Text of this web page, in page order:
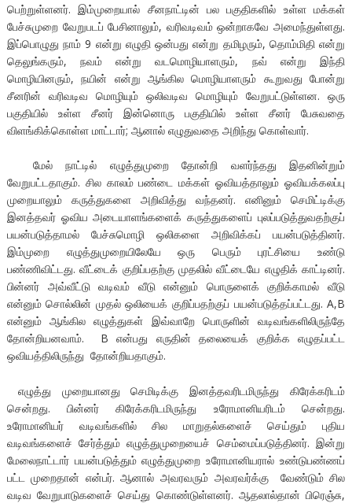
பெற்றுள்ளனர். இம்முறையால் சீனநாட்டின் பல பகுதிகளில் உள்ள மக்கள்
பேச்சுமுறை வேறுபடப் பேசினாலும், வரிவடிவம் ஒன்றாகவே அமைந்துள்ளது.
இப்பொழுது நாம் 9 என்று எழுதி ஒன்பது என்று தமிழரும், தொம்மிதி என்று
தெலுங்கரும், நவம் என்று வடமொழியாளரும், நவ் என்று இந்தி
மொழியினரும், நயின் என்று ஆங்கில மொழியாளரும் கூறுவது போன்று
சீனரின் வரிவடிவ மொழியும் ஒலிவடிவ மொழியும் வேறுபட்டுள்ளன. ஒரு
பகுதியில் உள்ள சீனர் இன்னொரு பகுதியில் உள்ள சீனர் பேசுவதை
விளங்கிக்கொள்ள மாட்டார்; ஆனால் எழுதுவதை அறிந்து கொள்வார்.
மேல் நாட்டில் எழுத்துமுறை தோன்றி வளர்ந்தது இதனின்றும்
வேறுபட்டதாகும். சில காலம் பண்டை மக்கள் ஓவியத்தாலும் ஓவியக்கலப்பு
முறையாலும் கருத்துகளை அறிவித்து வந்தனர். எனினும் செமிட்டிக்கு
இனத்தவர் ஓவிய அடையாளங்களைக் கருத்துகளைப் புலப்படுத்துவதற்குப்
பயன்படுத்தாமல் பேச்சுமொழி ஒலிகளை அறிவிக்கப் பயன்படுத்தினர்.
இம்முறை எழுத்துமுறையிலேயே ஒரு பெரும் புரட்சியை உண்டு
பண்ணிவிட்டது. வீட்டைக் குறிப்பதற்கு முதலில் வீட்டையே எழுதிக் காட்டினர்.
பின்னர் அவ்வீட்டு வடிவம் வீடு என்னும் பொருளைக் குறிக்காமல் வீடு
என்னும் சொல்லின் முதல் ஒலியைக் குறிப்பதற்குப் பயன்படுத்தப்பட்டது. A,B
என்னும் ஆங்கில எழுத்துகள் இவ்வாறே பொருளின் வடிவங்களிலிருந்தே
தோன்றியனவாம். B என்பது எருதின் தலையைக் குறிக்க எழுதப்பட்ட
ஒவியத்திலிருந்து தோன்றியதாகும்.
எழுத்து முறையானது செமிடிக்கு இனத்தவரிடமிருந்து கிரேக்கரிடம்
சென்றது. பின்னர் கிரேக்கரிடமிருந்து உரோமானியரிடம் சென்றது.
உரோமானியர் வடிவங்களில் சில மாறுதல்களைச் செய்தும் புதிய
வடிவங்களைச் சேர்த்தும் எழுத்துமுறையைச் செம்மைப்படுத்தினர். இன்று
மேலைநாட்டார் பயன்படுத்தும் எழுத்துமுறை உரோமானியரால் உண்டுபண்ணப்
பட்ட முறைதான் என்பர். ஆனால் அவரவரும் அவரவர்க்கு வேண்டும் சில
வடிவ வேறுபாடுகளைச் செய்து கொண்டுள்ளனர். ஆதலால்தான் பிரெஞ்சு,